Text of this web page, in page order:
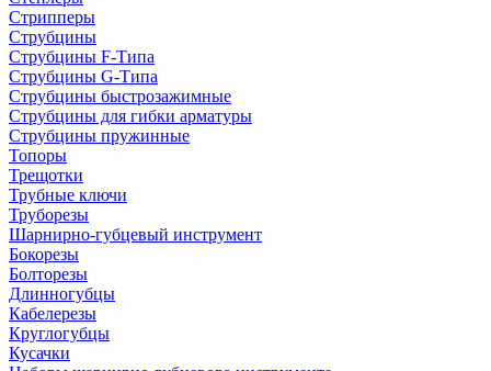
Стрипперы
Струбцины
Струбцины F-Типа
Струбцины G-Типа
Струбцины быстрозажимные
Струбцины для гибки арматуры
Струбцины пружинные
Топоры
Трещотки
Трубные ключи
Труборезы
Шарнирно-губцевый инструмент
Бокорезы
Болторезы
Длинногубцы
Кабелерезы
Круглогубцы
Кусачки